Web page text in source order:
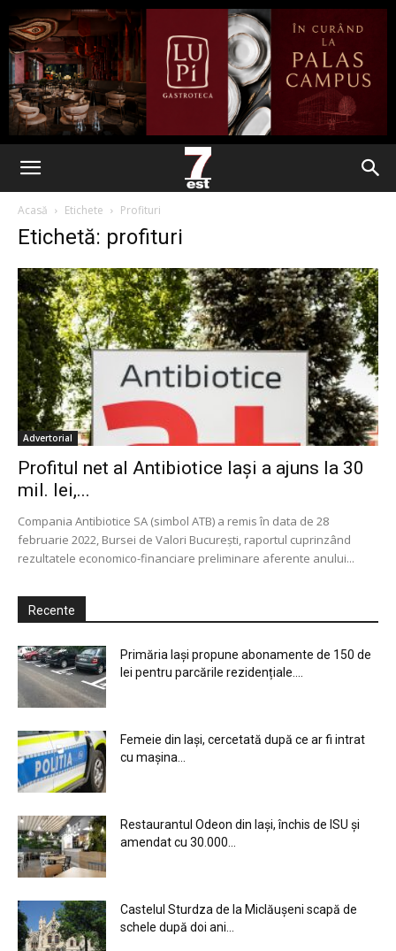
Acasă Etichete Profituri
Etichetă: profituri
Advertorial
Profitul net al Antibiotice Iași a ajuns la 30
mil. lei,...
Compania Antibiotice SA (simbol ATB) a remis în data de 28
februarie 2022, Bursei de Valori Bucureşti, raportul cuprinzând
rezultatele economico-financiare preliminare aferente anului...
Recente
Primăria Iași propune abonamente de 150 de
lei pentru parcările rezidențiale....
Femeie din Iași, cercetată după ce ar fi intrat
cu mașina...
Restaurantul Odeon din Iași, închis de ISU și
amendat cu 30.000...
Castelul Sturdza de la Miclăușeni scapă de
schele după doi ani...